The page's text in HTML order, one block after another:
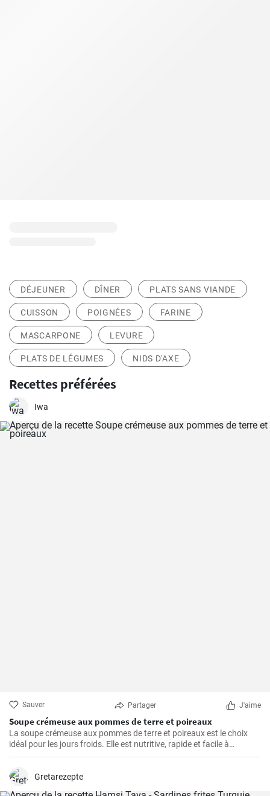
DÉJEUNER DÎNER PLATS SANS VIANDE
CUISSON POIGNÉES FARINE
MASCARPONE LEVURE
PLATS DE LÉGUMES NIDS D'AXE
Recettes préférées
Iwa
Sauver Partager J'aime
Soupe crémeuse aux pommes de terre et poireaux
La soupe crémeuse aux pommes de terre et poireaux est le choix
idéal pour les jours froids. Elle est nutritive, rapide et facile à
préparer. Elle est remplie de nutriments de légumes sains.
Gretarezepte